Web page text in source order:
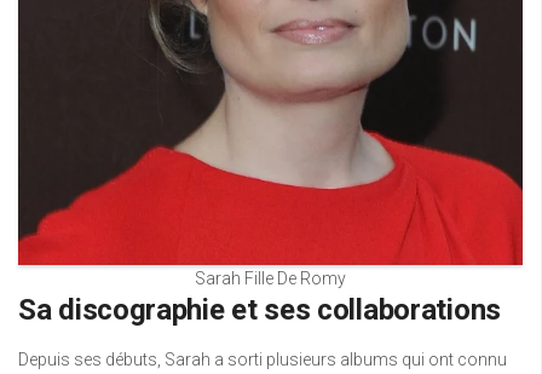
Sarah Fille De Romy
Sa discographie et ses collaborations
Depuis ses débuts, Sarah a sorti plusieurs albums qui ont connu